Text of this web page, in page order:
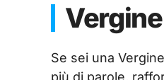
Vergine
Se sei una
più di parole,